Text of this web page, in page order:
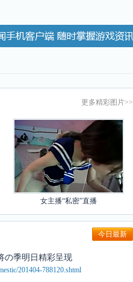
更多精彩图片>>
女主播“私密”直播
今日最新
の季明日精彩呈现
201404-788120.shtml